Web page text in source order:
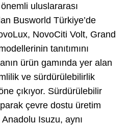
uluslararası
Busworld Türkiye’de
NovoCiti Volt, Grand
tanıtımını
ürün gamında yer alan
ve sürdürülebilirlik
çıkıyor. Sürdürülebilir
çevre dostu üretim
Isuzu, aynı